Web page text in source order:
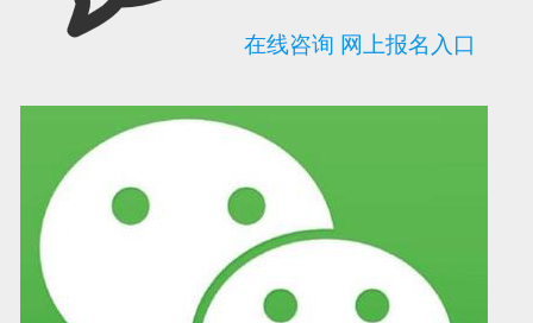
可信网站信用评 网络警察提醒你 诚信网站
在线咨询 网上报名入口